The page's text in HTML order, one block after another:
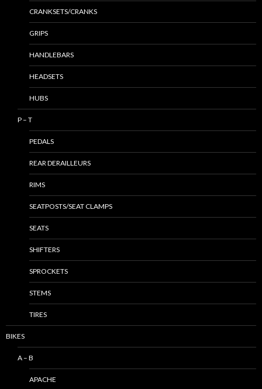
CRANKSETS/CRANKS
GRIPS
HANDLEBARS
HEADSETS
HUBS
P – T
PEDALS
REAR DERAILLEURS
RIMS
SEATPOSTS/SEAT CLAMPS
SEATS
SHIFTERS
SPROCKETS
STEMS
TIRES
BIKES
A – B
APACHE